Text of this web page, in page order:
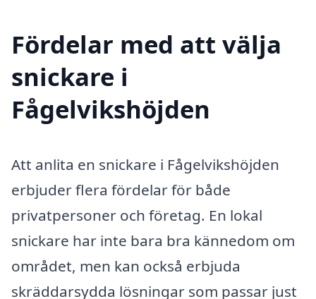
Fördelar med att välja
snickare i
Fågelvikshöjden
Att anlita en snickare i Fågelvikshöjden
erbjuder flera fördelar för både
privatpersoner och företag. En lokal
snickare har inte bara bra kännedom om
området, men kan också erbjuda
skräddarsydda lösningar som passar just